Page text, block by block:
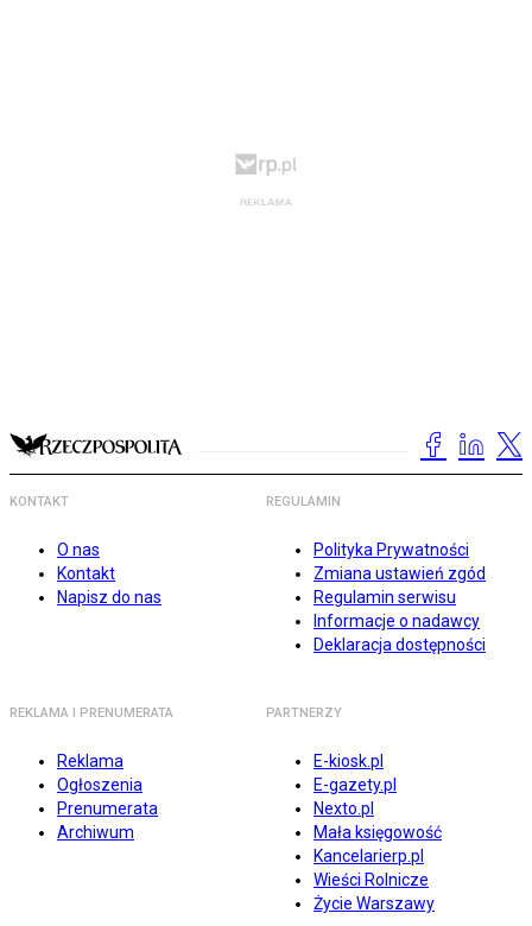
KONTAKT
O nas
Kontakt
Napisz do nas
REGULAMIN
Polityka Prywatności
Zmiana ustawień zgód
Regulamin serwisu
Informacje o nadawcy
Deklaracja dostępności
REKLAMA I PRENUMERATA
Reklama
Ogłoszenia
Prenumerata
Archiwum
PARTNERZY
E-kiosk.pl
E-gazety.pl
Nexto.pl
Mała księgowość
Kancelarierp.pl
Wieści Rolnicze
Życie Warszawy